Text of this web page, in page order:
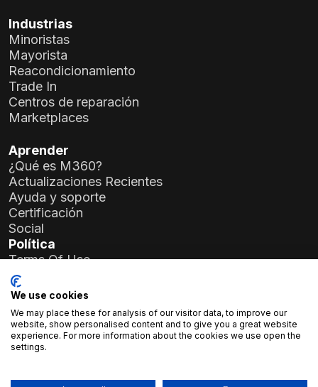
Industrias
Minoristas
Mayorista
Reacondicionamiento
Trade In
Centros de reparación
Marketplaces
Aprender
¿Qué es M360?
Actualizaciones Recientes
Ayuda y soporte
Certificación
Social
Política
Terms Of Use
Privacy Policy
General Data Protection Regulation (GDPR)
Detalles de la Empresa
Atlas Soft Ltd.
Calle Prielle Kornélia 19-35
We use cookies
We may place these for analysis of our visitor data, to improve our
website, show personalised content and to give you a great website
experience. For more information about the cookies we use open the
settings.